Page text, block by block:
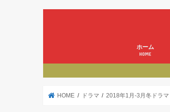
ホーム
HOME
HOME ドラマ 2018年1月-3月冬ドラマ